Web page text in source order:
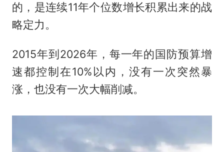
的，是连续11年个位数增长积累出来的战
略定力。
2015年到2026年，每一年的国防预算增
速都控制在10%以内，没有一次突然暴
涨，也没有一次大幅削减。